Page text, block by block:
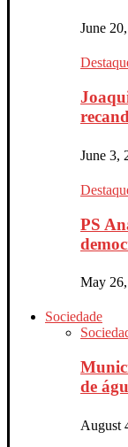
June
June 3,
PS
May
Sociedade
de
August